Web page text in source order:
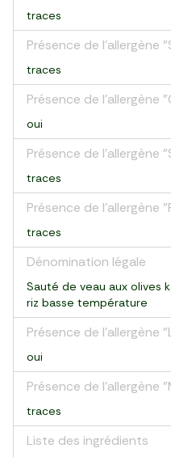
traces
Présence de l'allergène
traces
Présence de l'allergène
oui
Présence de l'allergène
traces
Présence de l'allergène
traces
Dénomination légale
Sauté de veau aux olives
riz basse température
Présence de l'allergène
oui
Présence de l'allergène
traces
Liste des ingrédients